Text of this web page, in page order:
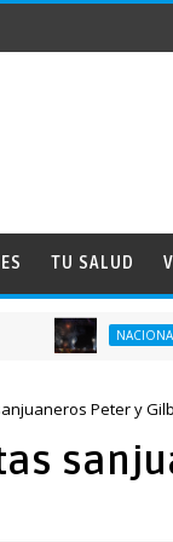
TU SALUD
NACIONALES
Peter y